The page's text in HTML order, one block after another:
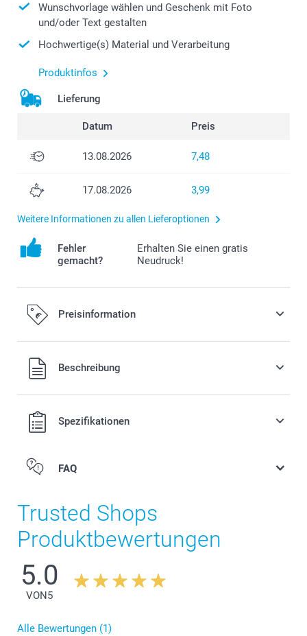
Wunschvorlage wählen und Geschenk mit Foto
und/oder Text gestalten
Hochwertige(s) Material und Verarbeitung
Produktinfos
Lieferung
Datum Preis
13.08.2026 7,48
17.08.2026 3,99
Weitere Informationen zu allen Lieferoptionen
Fehler
gemacht?
Erhalten Sie einen gratis
Neudruck!
Preisinformation
Alle Preise verstehen sich in EURO (€) inkl. MwSt. und zzgl.
Versandkosten.Beschreibung
Spezifikationen
FAQ
Trusted Shops
Produktbewertungen
5.0
VON5
Alle Bewertungen (1)